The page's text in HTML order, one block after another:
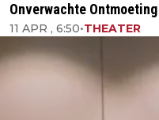
Onverwachte Ontmoeting
11 APR , 6:50•THEATER